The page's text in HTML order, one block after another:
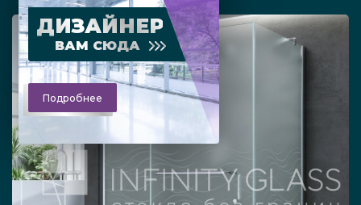
ДИЗАЙНЕР
ВАМ СЮДА
Подробнее